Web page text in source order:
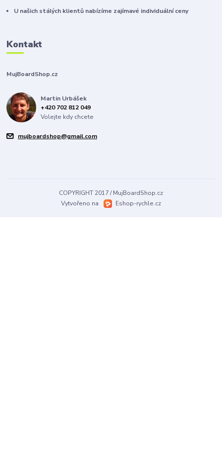
U našich stálých klientů nabízíme zajímavé individuální ceny
Kontakt
MujBoardShop.cz
Martin Urbášek
+420 702 812 049
Volejte kdy chcete
mujboardshop@gmail.com
COPYRIGHT 2017 / MujBoardShop.cz
Vytvořeno na
Eshop-rychle.cz